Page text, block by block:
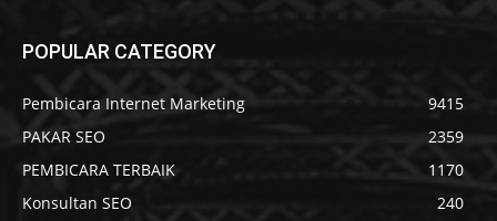
POPULAR CATEGORY
Pembicara Internet Marketing
9415
PAKAR SEO
2359
PEMBICARA TERBAIK
1170
Konsultan SEO
240